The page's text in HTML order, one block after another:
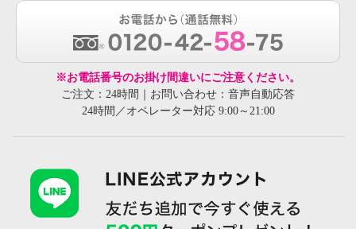
※お電話番号のお掛け間違いにご注意ください。
ご注文：24時間｜お問い合わせ：音声自動応答
24時間／オペレーター対応 9:00～21:00